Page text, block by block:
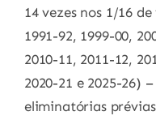
14 vezes nos 1/16
1991-92, 1999-00,
2010-11, 2011-12,
2020-21 e 2025-26)
eliminatórias prévias